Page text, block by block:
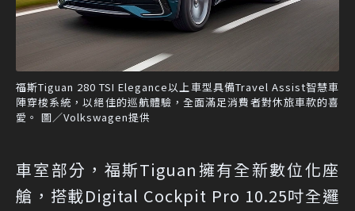
福斯Tiguan 280 TSI Elegance以上車型具備Travel Assist智慧車
陣穿梭系統，以絕佳的巡航體驗，全面滿足消費者對休旅車款的喜
愛。 圖／Volkswagen提供
車室部分，福斯Tiguan擁有全新數位化座
艙，搭載Digital Cockpit Pro 10.25吋全邏